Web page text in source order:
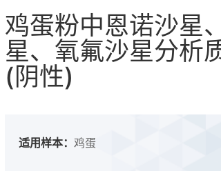
鸡蛋粉中恩诺沙星
星、氧氟沙星分析
(阴性)
适用样本： 鸡蛋